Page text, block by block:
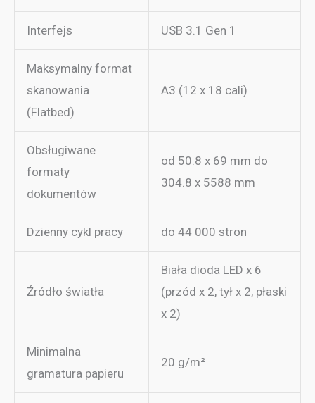
Interfejs USB 3.1 Gen 1
Maksymalny format
skanowania
(Flatbed)
A3 (12 x 18 cali)
Obsługiwane
formaty
dokumentów
od 50.8 x 69 mm do
304.8 x 5588 mm
Dzienny cykl pracy do 44 000 stron
Źródło światła
Biała dioda LED x 6
(przód x 2, tył x 2, płaski
x 2)
Minimalna
gramatura papieru
20 g/m²